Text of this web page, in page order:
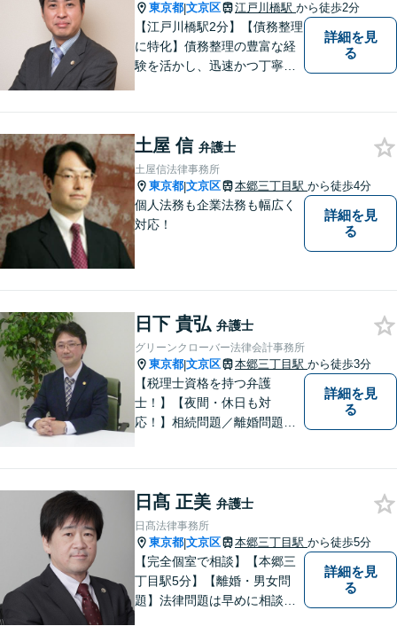
東京都|文京区 江戸川橋駅 から徒歩2分
【江戸川橋駅2分】【債務整理
に特化】債務整理の豊富な経
験を活かし、迅速かつ丁寧に
け、依頼者様の利益を第一に
考えております。まずはお気
軽にご相談ください。【法テ
ラス利用可】
詳細を見
る
土屋 信 弁護士
土屋信法律事務所
東京都|文京区 本郷三丁目駅 から徒歩4分
個人法務も企業法務も幅広く
対応！
詳細を見
る
日下 貴弘 弁護士
グリーンクローバー法律会計事務所
東京都|文京区 本郷三丁目駅 から徒歩3分
【税理士資格を持つ弁護
士！】【夜間・休日も対
応！】相続問題／離婚問題／
に歩みながら、問題解決のお
手伝いをいたします。初回相
談無料ですので、お気軽にご
相談ください！
詳細を見
る
日髙 正美 弁護士
日髙法律事務所
東京都|文京区 本郷三丁目駅 から徒歩5分
【完全個室で相談】【本郷三
丁目駅5分】【離婚・男女問
題】法律問題は早めに相談す
詳細を見
る